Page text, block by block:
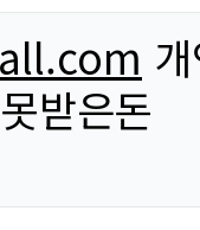
받은돈